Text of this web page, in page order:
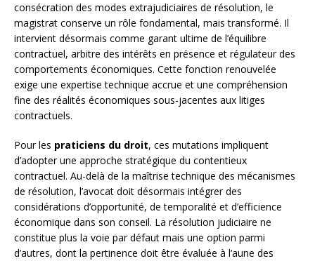
consécration des modes extrajudiciaires de résolution, le
magistrat conserve un rôle fondamental, mais transformé. Il
intervient désormais comme garant ultime de l’équilibre
contractuel, arbitre des intérêts en présence et régulateur des
comportements économiques. Cette fonction renouvelée
exige une expertise technique accrue et une compréhension
fine des réalités économiques sous-jacentes aux litiges
contractuels.
Pour les praticiens du droit, ces mutations impliquent
d’adopter une approche stratégique du contentieux
contractuel. Au-delà de la maîtrise technique des mécanismes
de résolution, l’avocat doit désormais intégrer des
considérations d’opportunité, de temporalité et d’efficience
économique dans son conseil. La résolution judiciaire ne
constitue plus la voie par défaut mais une option parmi
d’autres, dont la pertinence doit être évaluée à l’aune des